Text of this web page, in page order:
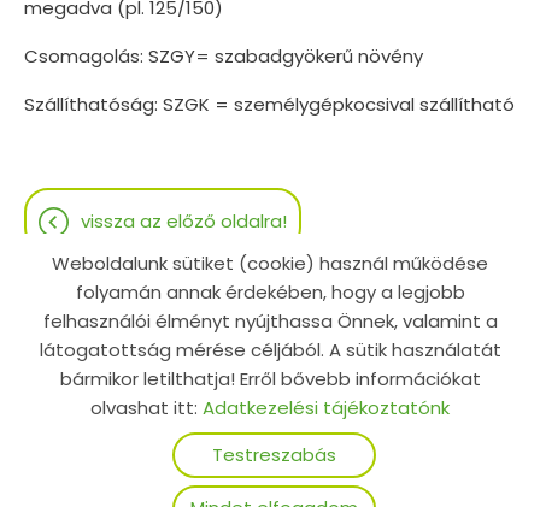
megadva (pl. 125/150)
Csomagolás: SZGY= szabadgyökerű növény
Szállíthatóság: SZGK = személygépkocsival szállítható
vissza az előző oldalra!
© 2026 - Minden jog fenntartva
Oldal információk
Adatkezelési tájékoztató
Impresszum
Sütik kezelése
Testreszabás
Weboldalunk sütiket (cookie) használ működése
folyamán annak érdekében, hogy a legjobb
felhasználói élményt nyújthassa Önnek, valamint a
látogatottság mérése céljából. A sütik használatát
bármikor letilthatja! Erről bővebb információkat
olvashat itt: Adatkezelési tájékoztatónk